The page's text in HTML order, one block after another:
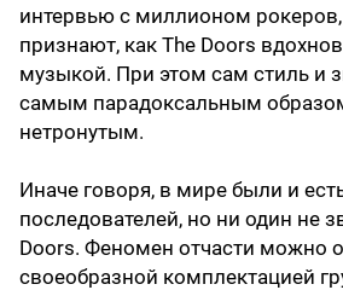
интервью с миллионом
признают, как The Doors
музыкой. При этом сам стиль и
самым парадоксальным
нетронутым.
Иначе говоря, в мире были и
последователей, но ни один не
Doors. Феномен отчасти можно
своеобразной комплектацией